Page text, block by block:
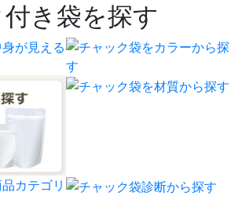
き袋を探す